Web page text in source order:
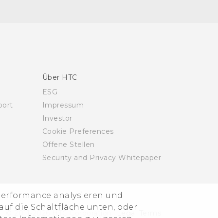
analysieren und
die Schaltfläche unten, oder
Über HTC
ESG
Impressum
Investor
Cookie Preferences
Offene Stellen
Security and Privacy Whitepaper
© 2011-2026 HTC Corporation